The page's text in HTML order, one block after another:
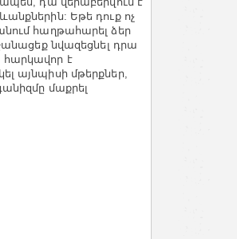
Եթե դուք ոչ
հաղթահարել ձեր
ջանացեք նվազեցնել դրա
է
այնպիսի մթերքներ,
մաքրել